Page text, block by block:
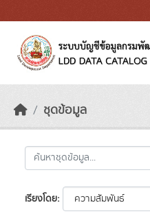
ชุดข้อมูล
เรียงโดย